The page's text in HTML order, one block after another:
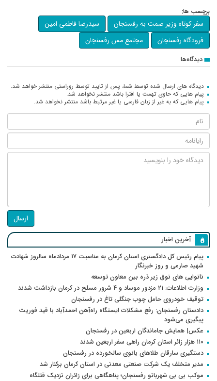
برچسب ها:
سفر کوتاه وزیر صمت به رفسنجان
سیدرضا فاطمی امین
فرودگاه رفسنجان
مجتمع مس رفسنجان
دیدگاه‌ها
دیدگاه های ارسال شده توسط شما، پس از تایید توسط روراستی منتشر خواهد شد.
پیام هایی که حاوی تهمت یا افترا باشد منتشر نخواهد شد.
پیام هایی که به غیر از زبان فارسی یا غیر مرتبط باشد منتشر نخواهد شد.
ارسال
آخرین اخبار
پیام رئیس کل دادگستری استان کرمان به مناسبت ۱۷ مردادماه سالروز شهادت
شهید صارمی و روز خبرنگار
نانوایی های نوق زیر ذره بین معاون توسعه
وزارت اطلاعات: ۲۱ مزدور موساد و ۴ شرور مسلح در کرمان بازداشت شدند
توقیف خودروی حامل چوب جنگلی تاغ در رفسنجان
دادستان رفسنجان: رفع مشکلات ایستگاه راه‌آهن احمدآباد با قید فوریت
پیگیری می‌شود
عکس| همایش جاماندگان اربعین در رفسنجان
۱۱۰ هزار زائر استان کرمان راهی سفر اربعین شدند
دستگیری سارقان طلاهای بانوی سالخورده در رفسنجان
مدیر متخلف یک شرکت صنعتی معدنی در استان کرمان برکنار شد
موکب بی بی شهربانو رفسنجان؛ پناهگاهی برای زائران نزدیک قتلگاه